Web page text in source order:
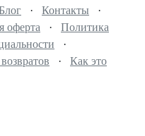
· Контакты ·
оферта · Политика
·
· Как это